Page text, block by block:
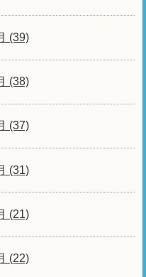
(39)
(38)
(37)
(31)
(21)
(22)